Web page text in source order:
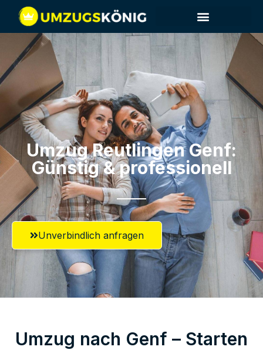
Umzug Reutlingen​ Genf:
Günstig & professionell​
Unverbindlich anfragen
Umzug nach Genf – Starten